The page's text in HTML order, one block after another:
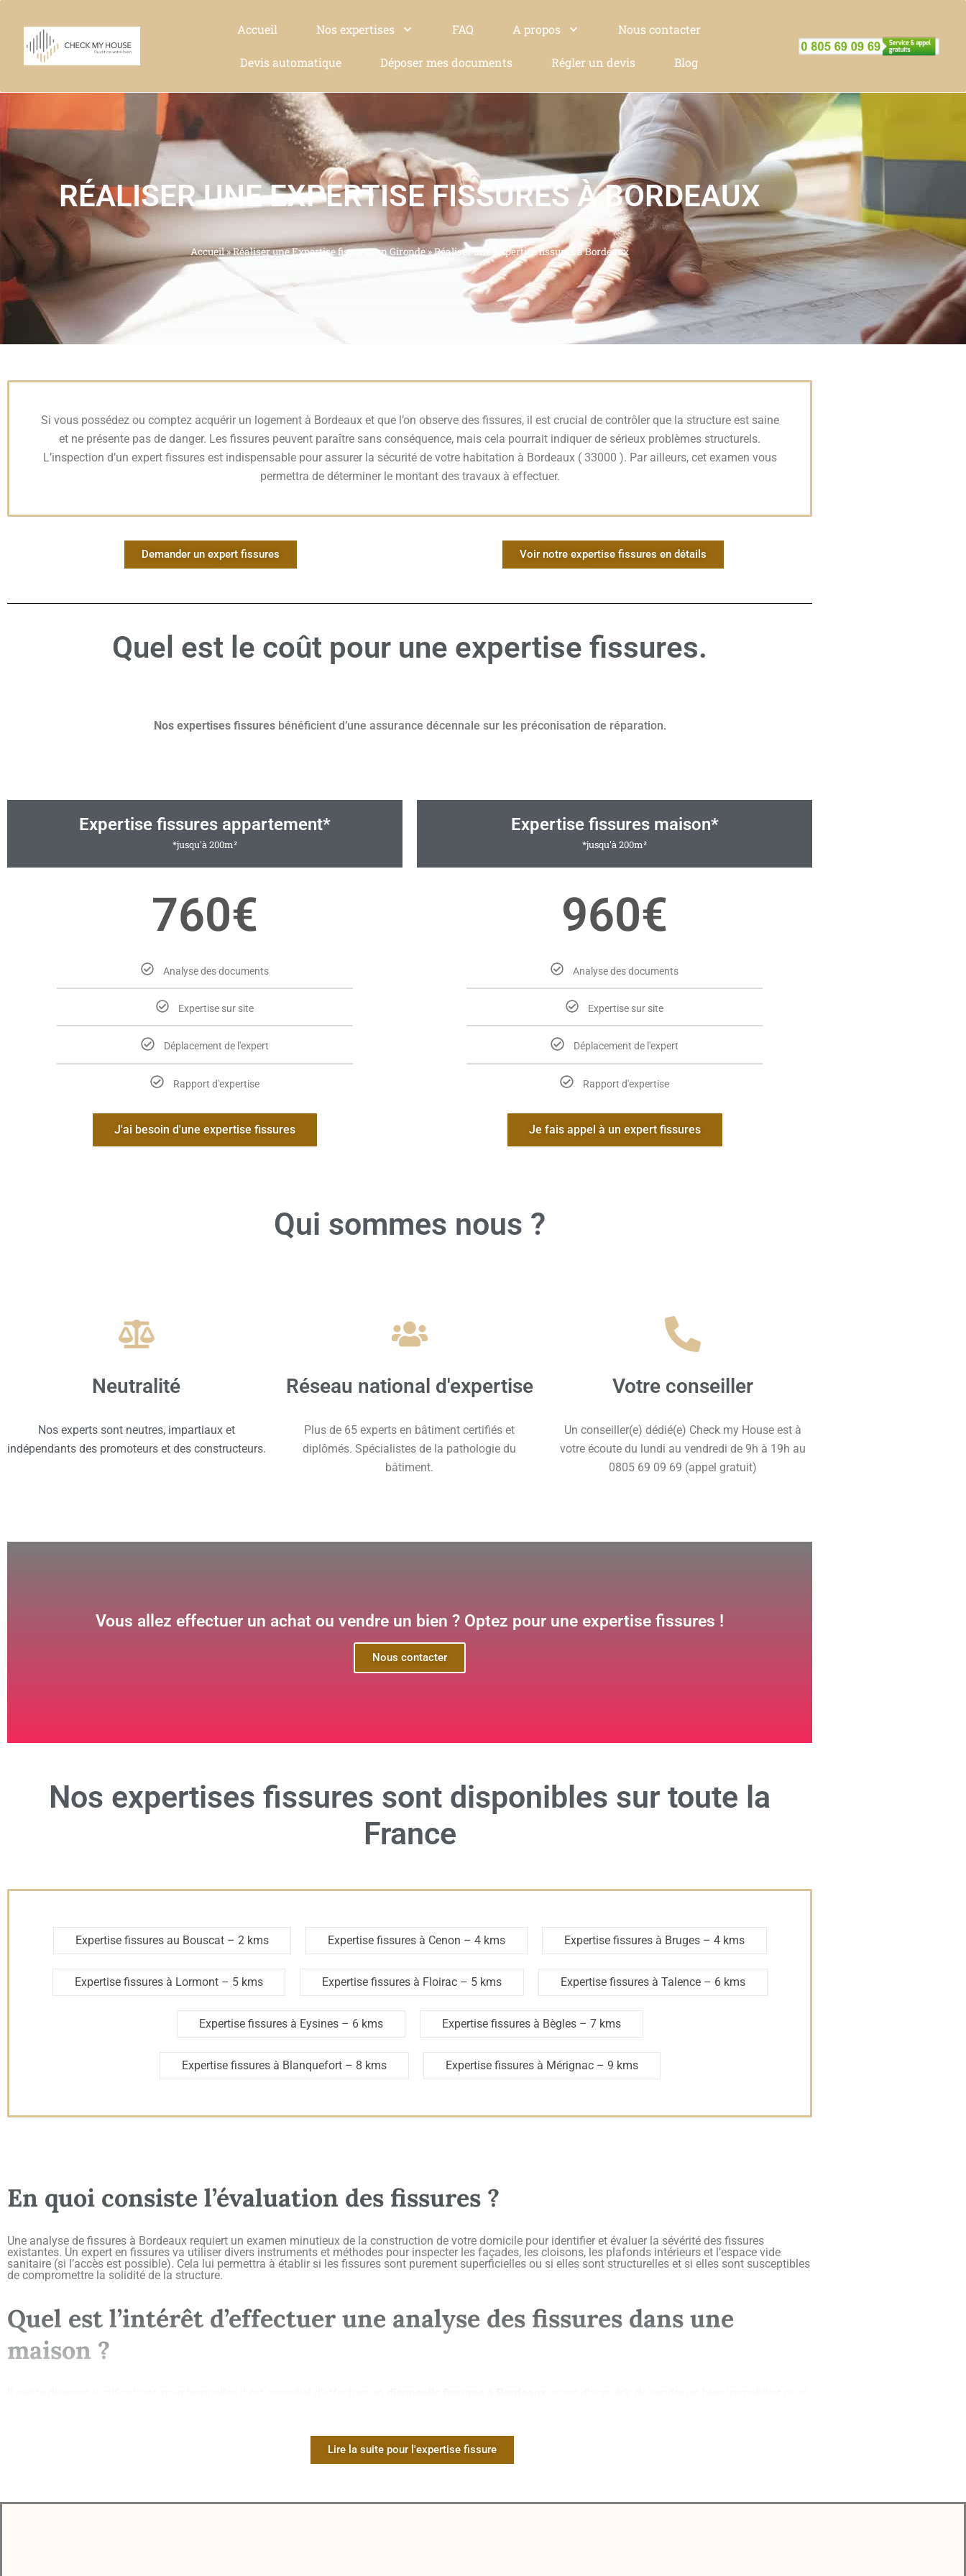
Accueil Nos expertises FAQ A propos Nous contacter
Devis automatique Déposer mes documents Régler un devis Blog
RÉALISER UNE EXPERTISE FISSURES À BORDEAUX
Accueil»Réaliser une Expertise fissures en Gironde»Réaliser une Expertise fissures à Bordeaux
Si vous possédez ou comptez acquérir un logement à Bordeaux et que l’on observe des fissures, il est crucial de contrôler que la structure est saine
et ne présente pas de danger. Les fissures peuvent paraître sans conséquence, mais cela pourrait indiquer de sérieux problèmes structurels.
L’inspection d’un expert fissures est indispensable pour assurer la sécurité de votre habitation à Bordeaux ( 33000 ). Par ailleurs, cet examen vous
permettra de déterminer le montant des travaux à effectuer.
Demander un expert fissures Voir notre expertise fissures en détails
Quel est le coût pour une expertise fissures.
Nos expertises fissuresbénéficient d’une assurance décennale sur les préconisation de réparation.
Expertise fissures appartement*
*jusqu'à 200m²
760€
Analyse des documents
Expertise sur site
Déplacement de l'expert
Rapport d'expertise
J'ai besoin d'une expertise fissures
Expertise fissures maison*
*jusqu'à 200m²
960€
Analyse des documents
Expertise sur site
Déplacement de l'expert
Rapport d'expertise
Je fais appel à un expert fissures
Qui sommes nous ?
Neutralité
Nos experts sont neutres, impartiaux et
indépendants des promoteurs et des constructeurs.
Réseau national d'expertise
Plus de 65 experts en bâtiment certifiés et
diplômés. Spécialistes de la pathologie du
bâtiment.
Votre conseiller
Un conseiller(e) dédié(e) Check my House est à
votre écoute du lundi au vendredi de 9h à 19h au
0805 69 09 69 (appel gratuit)
Vous allez effectuer un achat ou vendre un bien ? Optez pour une expertise fissures !
Nous contacter
Nos expertises fissures sont disponibles sur toute la
France
Expertise fissures au Bouscat– 2 kms Expertise fissures à Cenon – 4 kms Expertise fissures à Bruges– 4 kms
Expertise fissures à Lormont– 5 kms Expertise fissures à Floirac– 5 kms Expertise fissures à Talence– 6 kms
Expertise fissures à Eysines– 6 kms Expertise fissures à Bègles– 7 kms
Expertise fissures à Blanquefort– 8 kms Expertise fissures à Mérignac– 9 kms
En quoi consiste l’évaluation des fissures ?
Une analyse de fissures à Bordeaux requiert un examen minutieux de la construction de votre domicile pour identifier et évaluer la sévérité des fissures
existantes. Un expert en fissures va utiliser divers instruments et méthodes pour inspecter les façades, les cloisons, les plafonds intérieurs et l’espace vide
sanitaire (si l’accès est possible). Cela lui permettra à établir si les fissures sont purement superficielles ou si elles sont structurelles et si elles sont susceptibles
de compromettre la solidité de la structure.
Quel est l’intérêt d’effectuer une analyse des fissures dans une
maison ?
Une analyse des fissures par un professionnel est un outil précieux pour tous les acteurs impliqués dans une opération immobilière. Que vous soyez vendeur ou
acheteur, cette analyse vous aidera à évaluer le coût des travaux à effectuer et a discuter des conditions de vente, ou à vous défendre en cas d’action en justice
Comment se déroule une expertise fissures maison Bordeaux ?
Lire la suite pour l'expertise fissure